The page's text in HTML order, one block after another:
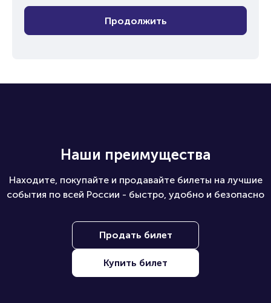
Продолжить
Наши преимущества
Находите, покупайте и продавайте билеты на лучшие
события по всей России - быстро, удобно и безопасно
Продать билет
Купить билет